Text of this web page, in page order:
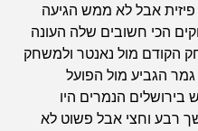
אבל לא ממש הגיעה
הכי חשובים שלה העונה
הקודם מול נאנטר ולמשחק
הגביע מול הפועל
בירושלים הנמרים היו
רבע וחצי אבל פשוט לא